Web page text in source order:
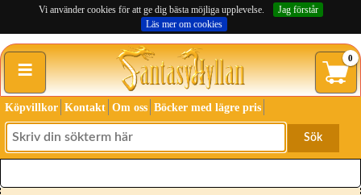
Vi använder cookies för att ge dig bästa möjliga upplevelse.
Jag förstår
Läs mer om cookies
≡ 0
Köpvillkor Kontakt Om oss Böcker med lägre pris
Sök